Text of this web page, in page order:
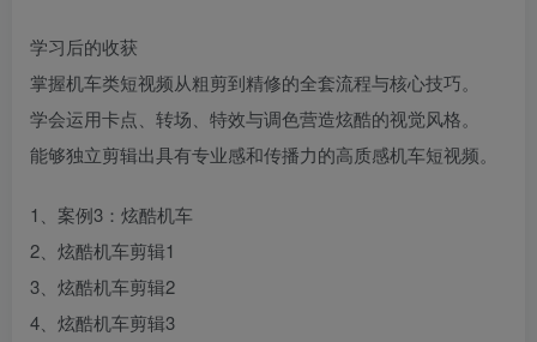
学习后的收获
掌握机车类短视频从粗剪到精修的全套流程与核心技巧。
学会运用卡点、转场、特效与调色营造炫酷的视觉风格。
能够独立剪辑出具有专业感和传播力的高质感机车短视频。
1、案例3：炫酷机车
2、炫酷机车剪辑1
3、炫酷机车剪辑2
4、炫酷机车剪辑3